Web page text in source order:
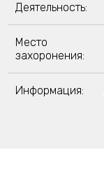
Деятельность:
Место
захоронения:
Информация: